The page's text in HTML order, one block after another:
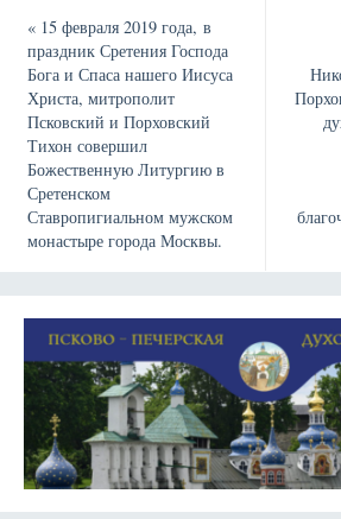
«15 февраля 2019 года, в
праздник Сретения Господа
Бога и Спаса нашего Иисуса
Христа, митрополит
Псковский и Порховский
Тихон совершил
Божественную Литургию в
Сретенском
Ставропигиальном мужском
монастыре города Москвы.